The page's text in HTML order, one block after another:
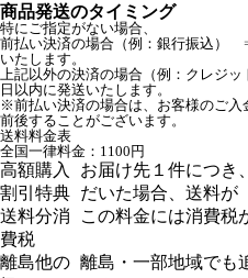
商品発送のタイミング
特にご指定がない場合、
前払い決済の場合（例：銀行振込）
いたします。
上記以外の決済の場合（例：クレジ
日以内に発送いたします。
※前払い決済の場合は、お客様のご
前後することがございます。
送料料金表
全国一律料金：1100円
高額購入
割引特典
お届け先１件につ
だいた場合、送料が
送料分消
費税
この料金には消費税
離島他の 離島・一部地域でも